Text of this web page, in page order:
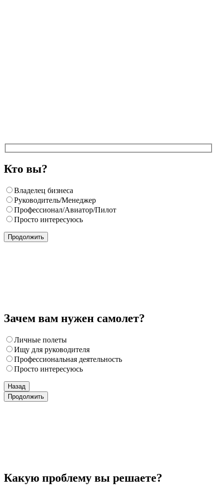
Кто вы?
Владелец бизнеса
Руководитель/Менеджер
Профессионал/Авиатор/Пилот
Просто интересуюсь
Продолжить
Зачем вам нужен самолет?
Личные полеты
Ищу для руководителя
Профессиональная деятельность
Просто интересуюсь
Назад
Продолжить
Какую проблему вы решаете?